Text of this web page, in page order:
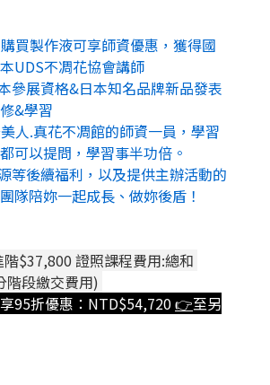
買製作液可享師資優惠，獲得國
UDS不凋花協會講師
參展資格&日本知名品牌新品發表
&學習
人.真花不凋館的師資一員，學習
可以提問，學習事半功倍。
等後續福利，以及提供主辦活動的
隊陪妳一起成長、做妳後盾！
$37,800 證照課程費用:總和
段繳交費用)
95折優惠：NTD$54,720 👉至另